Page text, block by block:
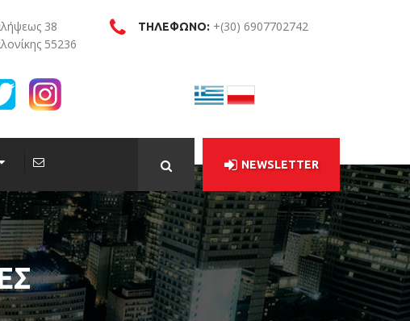
38
55236
ΤΗΛΕΦΩΝΟ: +(30) 6907702742
NEWSLETTER